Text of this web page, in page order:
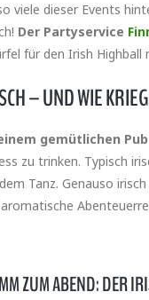
viele dieser Events
Der Partyservice
für den Irish
– UND WIE
gemütlichen
zu trinken. Typisch
Tanz. Genauso irisch
ZUM ABEND: DER